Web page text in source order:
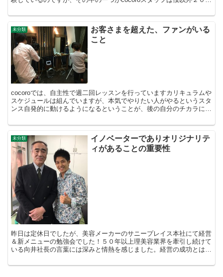
未分類
お客さまを超えた、ファンがいる
こと
cocoroでは、自主性で週二回レッスンを行っていますカリキュラムや
スケジュールは組んでいますが、本気でやりたい人がやるというスタ
ンス自発的に動けるようになるということが、後の自分のチカラにな
未分類
イノベーターでありオリジナリテ
ィがあることの重要性
昨日は定休日でしたが、美容メーカーのサニープレイス本社にて経営
＆新メニューの勉強会でした！５０年以上理美容業界を牽引し続けて
いる向井社長の言葉には深みと情熱を感じました。経営の成功とは、